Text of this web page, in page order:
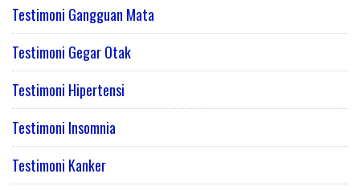
Testimoni Gangguan Mata
Testimoni Gegar Otak
Testimoni Hipertensi
Testimoni Insomnia
Testimoni Kanker